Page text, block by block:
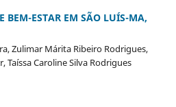
BEM-ESTAR EM SÃO LUÍS-MA,
Zulimar Márita Ribeiro Rodrigues,
Taíssa Caroline Silva Rodrigues